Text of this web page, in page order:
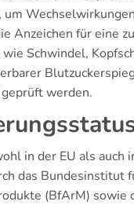
um
Anzeichen für eine
Schwindel,
werden.
in der EU als auch
das Bundesinstitut
(BfArM) sowie